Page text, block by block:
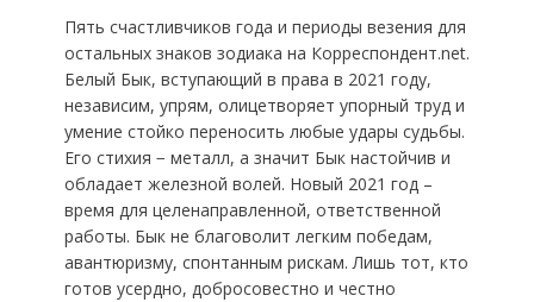
Пять счастливчиков года и периоды везения для
остальных знаков зодиака на Корреспондент.net.
Белый Бык, вступающий в права в 2021 году,
независим, упрям, олицетворяет упорный труд и
умение стойко переносить любые удары судьбы.
Его стихия − металл, а значит Бык настойчив и
обладает железной волей. Новый 2021 год –
время для целенаправленной, ответственной
работы. Бык не благоволит легким победам,
авантюризму, спонтанным рискам. Лишь тот, кто
готов усердно, добросовестно и честно